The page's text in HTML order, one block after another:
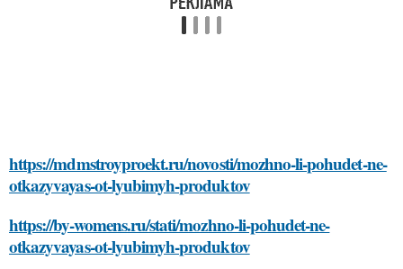
https://mdmstroyproekt.ru/novosti/mozhno-li-pohudet-ne-
otkazyvayas-ot-lyubimyh-produktov
https://by-womens.ru/stati/mozhno-li-pohudet-ne-
otkazyvayas-ot-lyubimyh-produktov